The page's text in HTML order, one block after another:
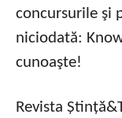
concursurile şi
niciodată:
cunoaşte!
Revista